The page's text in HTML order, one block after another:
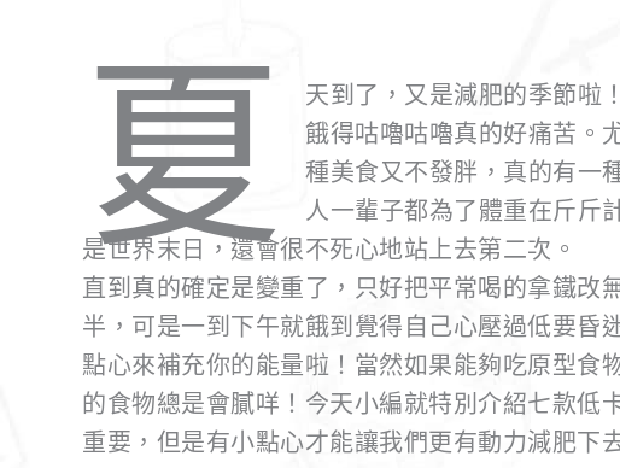
夏
天到了，又是減肥的季節啦
餓得咕嚕咕嚕真的好痛苦。
種美食又不發胖，真的有一
人一輩子都為了體重在斤斤
是世界末日，還會很不死心地站上去第二次。
直到真的確定是變重了，只好把平常喝的拿鐵改
半，可是一到下午就餓到覺得自己心壓過低要昏
點心來補充你的能量啦！當然如果能夠吃原型食
的食物總是會膩咩！今天小編就特別介紹七款低
重要，但是有小點心才能讓我們更有動力減肥下